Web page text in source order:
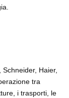
Haier,
tra
i trasporti, le